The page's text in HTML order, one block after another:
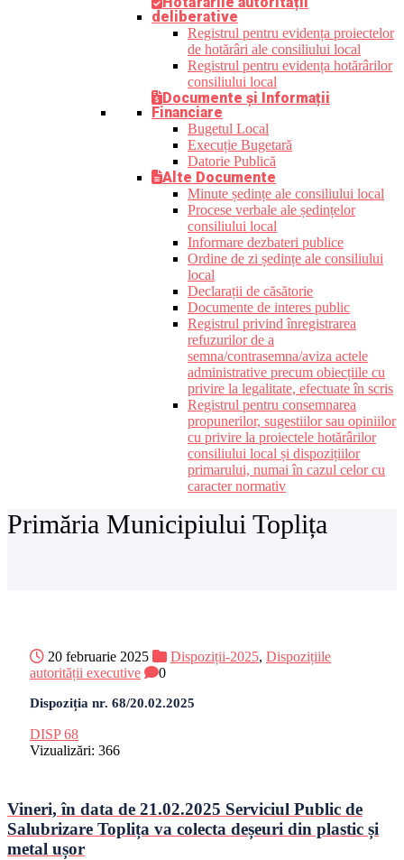
deliberative
Registrul pentru evidența proiectelor
de hotărâri ale consiliului local
Registrul pentru evidența hotărârilor
consiliului local
Documente și Informații
Financiare
Bugetul Local
Execuție Bugetară
Datorie Publică
Alte Documente
Minute ședințe ale consiliului local
Procese verbale ale ședințelor
consiliului local
Informare dezbateri publice
Ordine de zi ședințe ale consiliului
local
Declarații de căsătorie
Documente de interes public
Registrul privind înregistrarea
refuzurilor de a
semna/contrasemna/aviza actele
administrative precum obiecțiile cu
privire la legalitate, efectuate în scris
Registrul pentru consemnarea
propunerilor, sugestiilor sau opiniilor
cu privire la proiectele hotărârilor
consiliului local și dispozițiilor
primarului, numai în cazul celor cu
caracter normativ
Primăria Municipiului Toplița
20 februarie 2025 Dispoziții-2025, Dispozițiile
autorității executive
0
Dispoziția nr. 68/20.02.2025
DISP 68
Vizualizări: 366
Vineri, în data de 21.02.2025 Serviciul Public de
Salubrizare Toplița va colecta deșeuri din plastic și
metal ușor